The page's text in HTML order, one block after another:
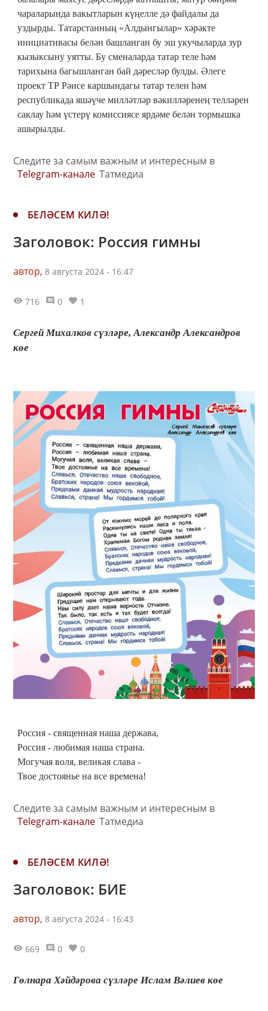
чараларында вакытларын күңелле дә файдалы да
уздырды. Татарстанның «Алдынгылар» хәрәкте
инициативасы белән башланган бу эш укучыларда зур
кызыксыну уятты. Бу сменаларда татар теле һәм
тарихына багышланган бай дәресләр булды. Әлеге
проект ТР Рәисе каршындагы татар телен һәм
республикада яшәүче милләтләр вәкилләренең телләрен
саклау һәм үстерү комиссиясе ярдәме белән тормышка
ашырылды.
Следите за самым важным и интересным в
Telegram-канале Татмедиа
БЕЛӘСЕМ КИЛӘ!
Заголовок: Россия гимны
автор, 8 августа 2024 - 16:47
716 0 1
Сергей Михалков сүзләре, Александр Александров
көе
Россия - священная наша держава,
Россия - любимая наша страна.
Могучая воля, великая слава -
Твое достоянье на все времена!
Следите за самым важным и интересным в
Telegram-канале Татмедиа
БЕЛӘСЕМ КИЛӘ!
Заголовок: БИЕ
автор, 8 августа 2024 - 16:43
669 0 0
Гөлнара Хәйдәрова сүзләре Ислам Вәлиев көе